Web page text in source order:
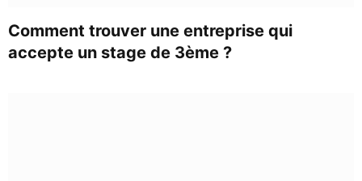
Comment trouver une entreprise qui
accepte un stage de 3ème ?